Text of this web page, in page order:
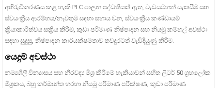
අභිරුචිකරණය කළ හැකි PLC පාලන පද්ධතියක් ඇත, වැඩසටහන් සැකසීම සහ
ස්වයංක්‍රීය ආරම්භය/නැවතුම සඳහා සහාය වන, ස්වයංක්‍රීය කණ්ඩායම්
ක්‍රියාකාරිත්වය සක්‍රීය කිරීම, කුඩා පරිමාණ නිෂ්පාදන සහ නියමු කම්හල් අවස්ථා
සඳහා සුදුසු, නිෂ්පාදන කාර්යක්ෂමතාව තවදුරටත් වැඩිදියුණු කිරීම.
යෙදුම් අවස්ථා
නම්‍යශීලී වින්‍යාසය සහ නිරවද්‍ය මිශ්‍ර කිරීමේ හැකියාවන් සහිත ලීටර් 50 ග්‍රහලෝක
මිශ්‍රකය, බහු කර්මාන්ත හරහා නියමු පරිමාණ පරීක්ෂණ, කුඩා පරිමාණ